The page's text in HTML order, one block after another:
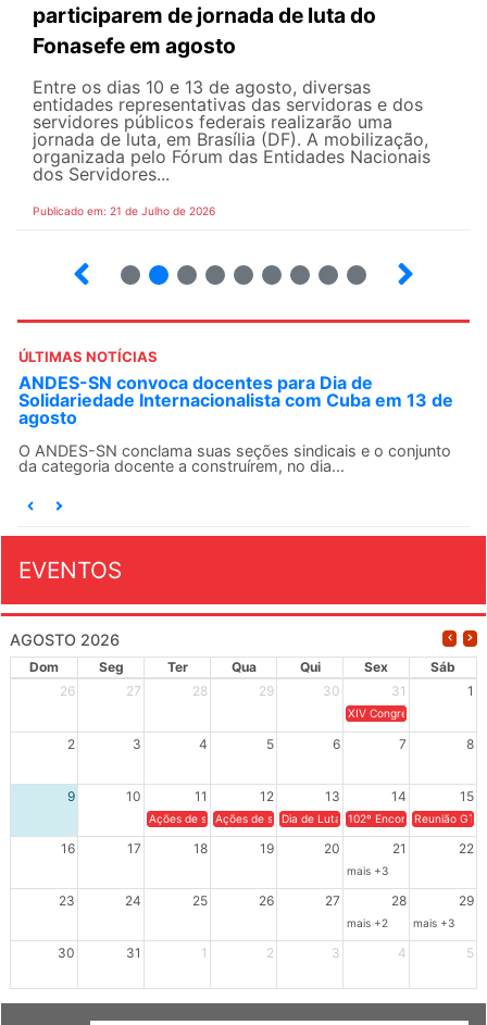
participarem de jornada de luta do
Fonasefe em agosto
Entre os dias 10 e 13 de agosto, diversas
entidades representativas das servidoras e dos
servidores públicos federais realizarão uma
jornada de luta, em Brasília (DF). A mobilização,
organizada pelo Fórum das Entidades Nacionais
dos Servidores...
Publicado em: 21 de Julho de 2026
ÚLTIMAS NOTÍCIAS
ANDES-SN convoca docentes para Dia de
Solidariedade Internacionalista com Cuba em 13 de
agosto
O ANDES-SN conclama suas seções sindicais e o conjunto
da categoria docente a construírem, no dia...
EVENTOS
AGOSTO 2026
Dom Seg Ter Qua Qui Sex
Sáb
26
27 28 29 30 31 1
XIV Congresso Brasileiro
2 3 4 5 6 7 8
9 10 11 12 13 14 15
Ações de solidariedade a Cuba no Rio Grande do Sul - 100
Ações de solidariedade a Cuba no Rio Grande do
Dia de Luta em Defesa de Cuba e da
102º Encontro da
Reunião
16 17 18 19 20 21 22
mais +3
23 24 25 26 27 28 29
mais +2 mais +3
30 31 1 2 3 4 5